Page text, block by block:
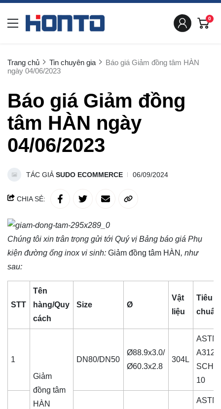
0
Trang chủ Tin chuyên gia
Báo giá Giảm đồng tâm HÀN
ngày 04/06/2023
Báo giá Giảm đồng
tâm HÀN ngày
04/06/2023
TÁC GIẢ SUDO ECOMMERCE 06/09/2024
CHIA SẺ:
Chúng tôi xin trân trọng gửi tới Quý vị Bảng báo giá Phụ
kiện đường ống inox vi sinh: Giảm đồng tâm HÀN , như
sau:
STT
Tên
hàng/Quy
cách
Size Ø
Vật
liệu
Tiêu
chuẩn
1
Giảm
đồng tâm
HÀN
DN80/DN50
Ø88.9x3.0/
Ø60.3x2.8
304L
ASTM
A312,
SCH
10
ASTM